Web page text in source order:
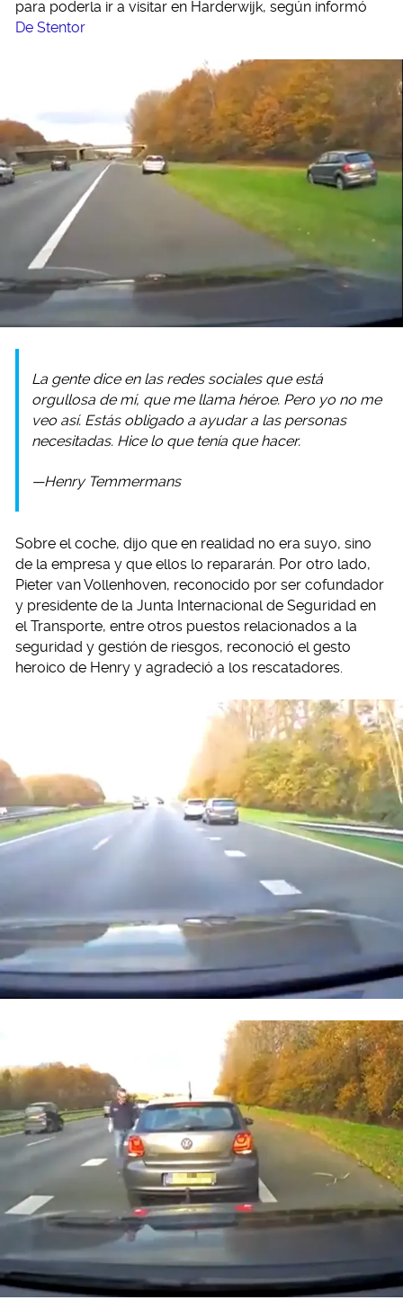
para poderla ir a visitar en Harderwijk, según informó
De Stentor
La gente dice en las redes sociales que está
orgullosa de mí, que me llama héroe. Pero yo no me
veo así. Estás obligado a ayudar a las personas
necesitadas. Hice lo que tenía que hacer.
—Henry Temmermans
Sobre el coche, dijo que en realidad no era suyo, sino
de la empresa y que ellos lo repararán. Por otro lado,
Pieter van Vollenhoven, reconocido por ser cofundador
y presidente de la Junta Internacional de Seguridad en
el Transporte, entre otros puestos relacionados a la
seguridad y gestión de riesgos, reconoció el gesto
heroico de Henry y agradeció a los rescatadores.